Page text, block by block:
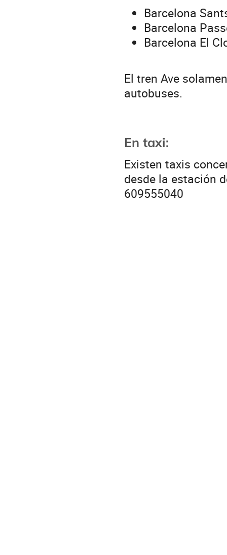
Barcelona
Barcelona
Barcelona El
El tren Ave
autobuses.
En taxi:
Existen taxis
desde la estación
609555040